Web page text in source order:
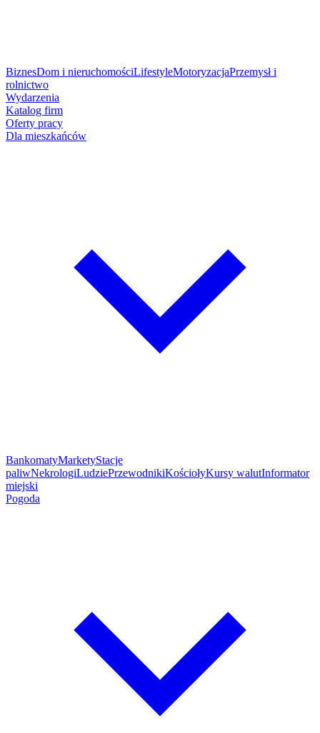
BiznesDom i nieruchomościLifestyleMotoryzacjaPrzemysł i
rolnictwo
Wydarzenia
Katalog firm
Oferty pracy
Dla mieszkańców
BankomatyMarketyStacje
paliwNekrologiLudziePrzewodnikiKościołyKursy walutInformator
miejski
Pogoda